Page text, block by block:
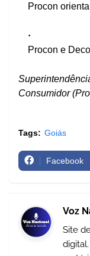
Procon
Procon e
Consumidor
Tags: Goiás
Facebook
Voz
Site